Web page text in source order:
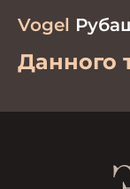
Vogel
Данного